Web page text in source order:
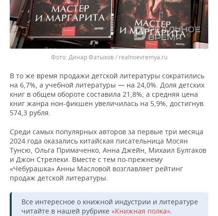
Динар Фатыхов / realnoevremya.ru
В то же время продажи детской литературы сократились
на 6,7%, а учебной литературы — на 24,0%. Доля детских
книг в общем обороте составила 21,8%, а средняя цена
книг жанра нон-фикшен увеличилась на 5,9%, достигнув
574,3 рубля.
Среди самых популярных авторов за первые три месяца
2024 года оказались китайская писательница Мосян
Тунсю, Ольга Примаченко, Анна Джейн, Михаил Булгаков
и Джон Стрелеки. Вместе с тем по-прежнему
«Чебурашка» Анны Масловой возглавляет рейтинг
продаж детской литературы.
Все интересное о книжной индустрии и литературе
читайте в нашей рубрике «Книжная полка».